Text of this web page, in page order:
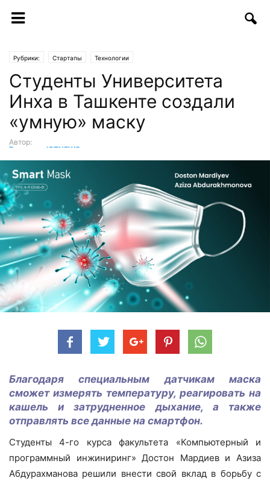
Рубрики: Стартапы Технологии
Студенты Университета
Инха в Ташкенте создали
«умную» маску
Автор:
Редакция ICTNEWS
Благодаря специальным датчикам маска
сможет измерять температуру, реагировать на
кашель и затрудненное дыхание, а также
отправлять все данные на смартфон.
Студенты 4-го курса факультета «Компьютерный и
программный инжиниринг» Достон Мардиев и Азиза
Абдурахманова решили внести свой вклад в борьбу с